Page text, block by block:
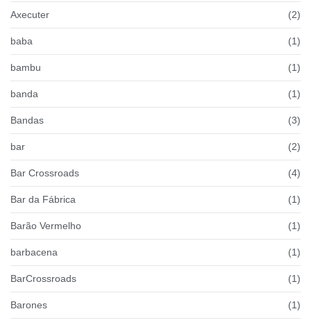
Axecuter (2)
baba (1)
bambu (1)
banda (1)
Bandas (3)
bar (2)
Bar Crossroads (4)
Bar da Fábrica (1)
Barão Vermelho (1)
barbacena (1)
BarCrossroads (1)
Barones (1)